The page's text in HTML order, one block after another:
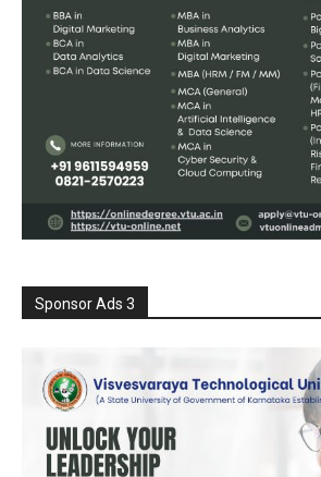
Sponsor Ads 3